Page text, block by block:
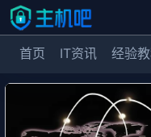
首页 IT资讯 经验